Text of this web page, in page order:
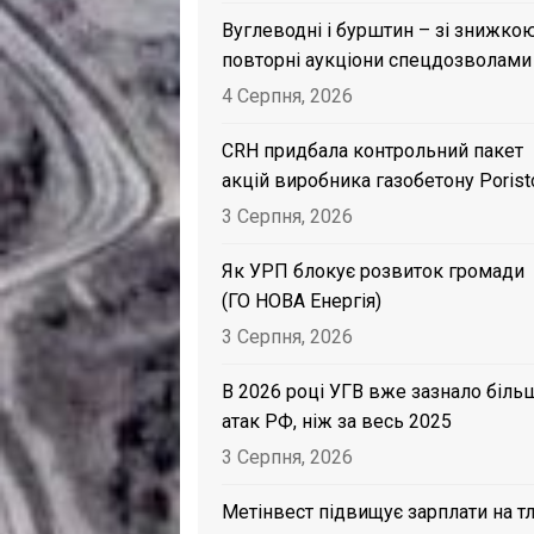
Вуглеводні і бурштин – зі
повторні аукціони спецдозволами
4 Серпня, 2026
CRH придбала контрольний пакет
акцій виробника газобетону
3 Серпня, 2026
Як УРП блокує розвиток громади
(ГО НОВА Енергія)
3 Серпня, 2026
В 2026 році УГВ вже зазнало
атак РФ, ніж за весь 2025
3 Серпня, 2026
Метінвест підвищує зарплати на